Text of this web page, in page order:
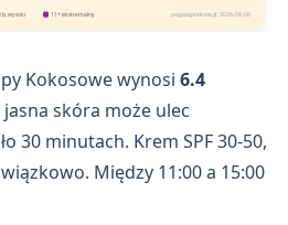
b. wysoki 11+ ekstremalny pogodapodroze.pl · 2026-08-06
Kokosowe wynosi 6.4
skóra może ulec
30 minutach. Krem SPF 30-50,
Między 11:00 a 15:00